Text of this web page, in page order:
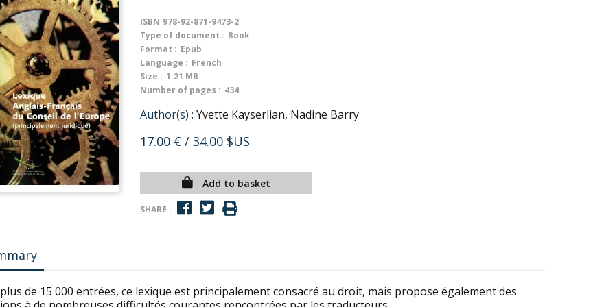
ISBN 978-92-871-9473-2
Type of document : Book
Format : Epub
Language : French
Size : 1.21 MB
Number of pages : 434
Author(s) : Yvette Kayserlian, Nadine Barry
17.00 € / 34.00 $US
Add to basket
SHARE :
de 15 000 entrées, ce lexique est principalement consacré au droit, mais propose également des